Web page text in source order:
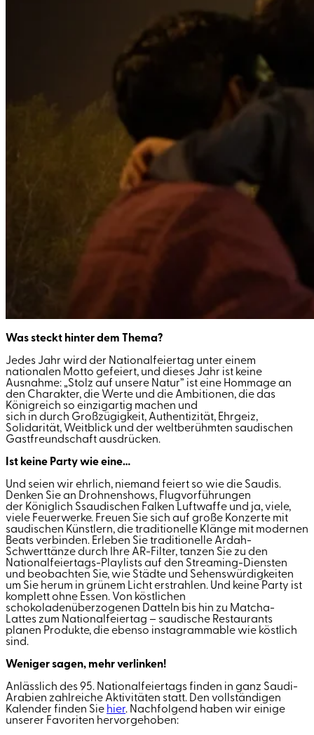
Was steckt hinter dem Thema?
Jedes Jahr wird der Nationalfeiertag unter einem
nationalen Motto gefeiert, und dieses Jahr ist keine
Ausnahme: „Stolz auf unsere Natur” ist eine Hommage an
den Charakter, die Werte und die Ambitionen, die das
Königreich so einzigartig machen und
sich in durch Großzügigkeit, Authentizität, Ehrgeiz,
Solidarität, Weitblick und der weltberühmten saudischen
Gastfreundschaft ausdrücken.
Ist keine Party wie eine…
Und seien wir ehrlich, niemand feiert so wie die Saudis.
Denken Sie an Drohnenshows, Flugvorführungen
der Königlich Ssaudischen Falken Luftwaffe und ja, viele,
viele Feuerwerke. Freuen Sie sich auf große Konzerte mit
saudischen Künstlern, die traditionelle Klänge mit modernen
Beats verbinden. Erleben Sie traditionelle Ardah-
Schwerttänze durch Ihre AR-Filter, tanzen Sie zu den
Nationalfeiertags-Playlists auf den Streaming-Diensten
und beobachten Sie, wie Städte und Sehenswürdigkeiten
um Sie herum in grünem Licht erstrahlen. Und keine Party ist
komplett ohne Essen. Von köstlichen
schokoladenüberzogenen Datteln bis hin zu Matcha-
Lattes zum Nationalfeiertag – saudische Restaurants
planen Produkte, die ebenso instagrammable wie köstlich
sind.
Weniger sagen, mehr verlinken!
Anlässlich des 95. Nationalfeiertags finden in ganz Saudi-
Arabien zahlreiche Aktivitäten statt. Den vollständigen
Kalender finden Sie hier. Nachfolgend haben wir einige
unserer Favoriten hervorgehoben: